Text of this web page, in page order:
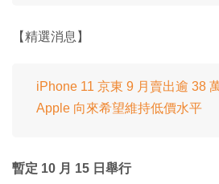
【精選消息】
iPhone 11 京東 9 月賣出逾 38
Apple 向來希望維持低價水平
暫定 10 月 15 日舉行